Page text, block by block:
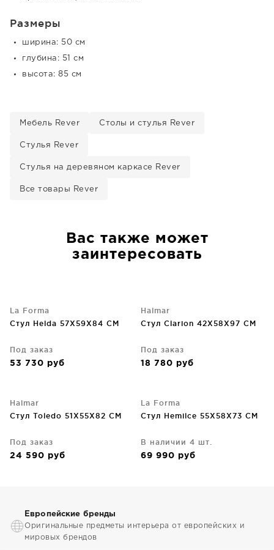
Размеры
ширина: 50 см
глубина: 51 см
высота: 85 см
Мебель Rever Столы и стулья Rever
Стулья Rever
Стулья на деревяном каркасе Rever
Все товары Rever
Вас также может
заинтересовать
La Forma
Стул Helda 57X59X84 CM
Под заказ
53 730 руб
Halmar
Стул Clarion 42X58X97 CM
Под заказ
18 780 руб
Halmar
Стул Toledo 51X55X82 CM
Под заказ
24 590 руб
La Forma
Стул Hemilce 55X58X73 CM
В наличии 4 шт.
69 990 руб
Европейские бренды
Оригинальные предметы интерьера от европейских и
мировых брендов